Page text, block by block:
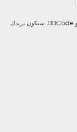
هذه الرسالة سترسل نصا فقط، لا تكتب أية أكواد HTML أو BBCode. سيكون بريدك